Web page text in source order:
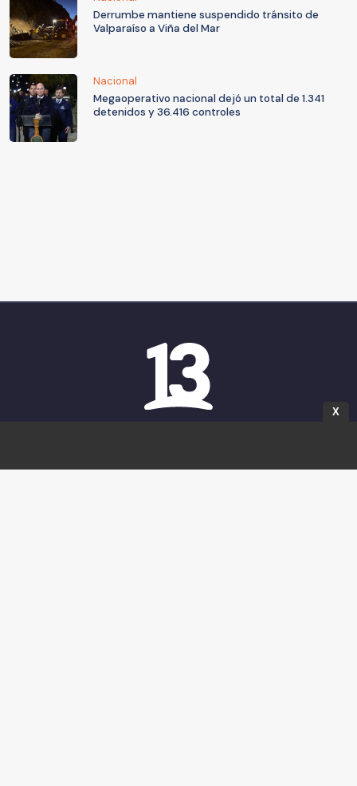
Derrumbe mantiene suspendido tránsito de
Valparaíso a Viña del Mar
Nacional
Megaoperativo nacional dejó un total de 1.341
detenidos y 36.416 controles
X